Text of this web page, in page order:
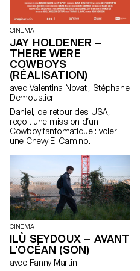
CINEMA
JAY HOLDENER –
THERE WERE
COWBOYS
(RÉALISATION)
avec Valentina Novati, Stéphane
Demoustier
Daniel, de retour des USA,
reçoit une mission d’un
Cowboy fantomatique : voler
une Chevy El Camino.
CINEMA
ILÙ SEYDOUX – AVANT
L'OCÉAN (SON)
avec Fanny Martin